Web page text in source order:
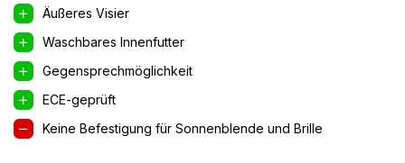
Äußeres Visier
Waschbares Innenfutter
Gegensprechmöglichkeit
ECE-geprüft
Keine Befestigung für Sonnenblende und Brille